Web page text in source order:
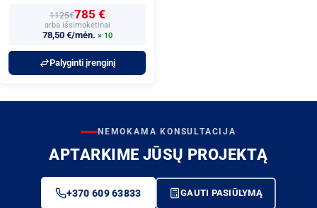
1125€785 €
arba išsimokėtinai
78,50 €/mėn. × 10
Palyginti įrenginį
NEMOKAMA KONSULTACIJA
APTARKIME JŪSŲ PROJEKTĄ
+370 609 63833 GAUTI PASIŪLYMĄ